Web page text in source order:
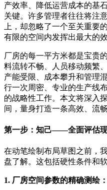
产效率、降低运营成本的基
关键。许多管理者往往将注
上，却忽略了一个至关重要
有限的空间内发挥出最大的
厂房的每一平方米都是宝贵
料流转不畅、人员移动频繁
产能受限、成本攀升和管理
行一次周密、专业的生产线
的战略性工作。本文将深入
间，量身打造一条高效、流
第一步：知己——全面评估
在动笔绘制布局草图之前，
盘了解。这包括硬性条件和软
1. 厂房空间参数的精确测绘：